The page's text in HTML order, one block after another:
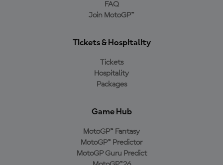
FAQ
Join MotoGP™
Tickets & Hospitality
Tickets
Hospitality
Packages
Game Hub
MotoGP™ Fantasy
MotoGP™ Predictor
MotoGP Guru Predict